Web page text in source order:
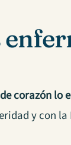
corazón lo
y con